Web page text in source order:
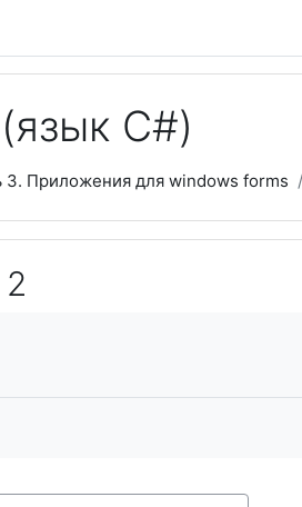
C#)
3. Приложения для windows forms